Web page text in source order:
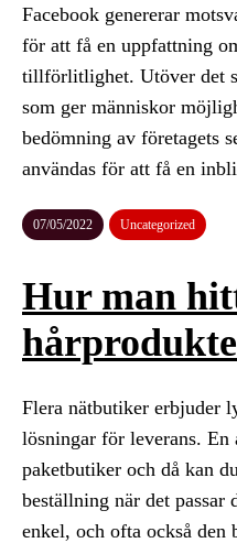
Facebook genererar
för att få en uppfattning
tillförlitlighet. Utöver det
som ger människor
bedömning av företagets
användas för att få en
07/05/2022 Uncategorized
Hur man
Flera nätbutiker erbjuder
lösningar för leverans. En
paketbutiker och då kan
beställning när det passar
enkel, och ofta också den